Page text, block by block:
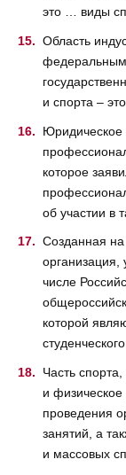
это … виды
Область
и спорта –
Юридическое
которое
об участии в
Созданная на
организация,
числе
которой
Часть
и физическое
проведения
занятий, а
и массовых